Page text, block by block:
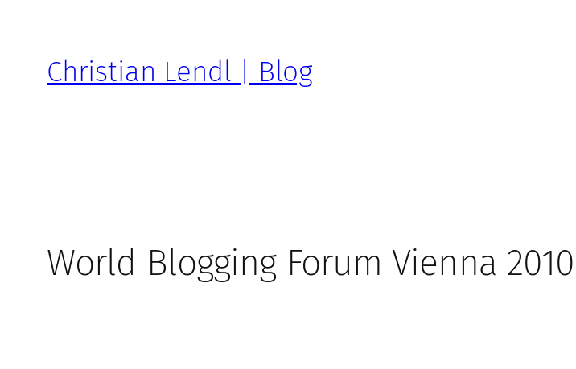
Christian Lendl | Blog
World Blogging Forum Vienna 2010